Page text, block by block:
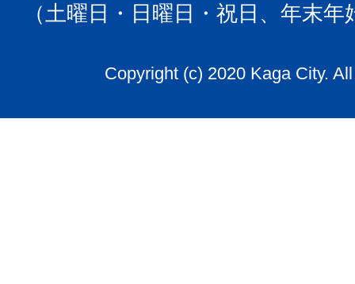
（土曜日・日曜日・祝日、年末
Copyright (c) 2020 Kaga City.